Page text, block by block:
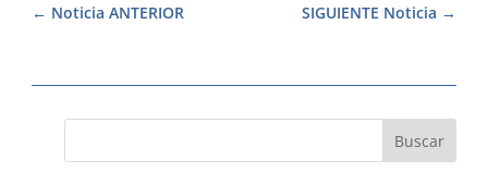
SIGUIENTE Noticia
Noticia ANTERIOR